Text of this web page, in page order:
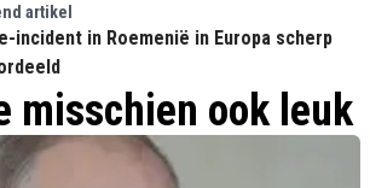
artikel
incident in Roemenië in Europa scherp
misschien ook leuk